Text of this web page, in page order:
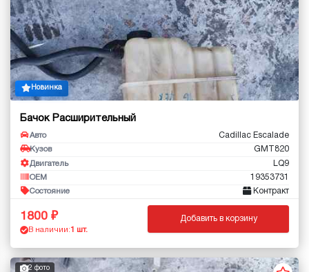
Новинка
Бачок Расширительный
Авто Cadillac Escalade
Кузов GMT820
Двигатель LQ9
OEM 19353731
Состояние Контракт
1800
В наличии: 1 шт.
Добавить в корзину
2 фото